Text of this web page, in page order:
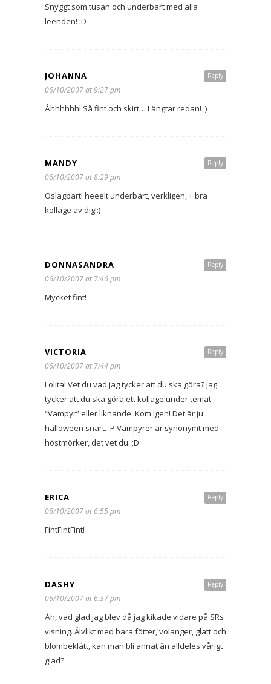
Snyggt som tusan och underbart med alla
leenden! :D
Reply
JOHANNA
06/10/2007 at 9:27 pm
Åhhhhhh! Så fint och skirt… Längtar redan! :)
Reply
MANDY
06/10/2007 at 8:29 pm
Oslagbart! heeelt underbart, verkligen, + bra
kollage av dig!:)
Reply
DONNASANDRA
06/10/2007 at 7:46 pm
Mycket fint!
Reply
VICTORIA
06/10/2007 at 7:44 pm
Lolita! Vet du vad jag tycker att du ska göra? Jag
tycker att du ska göra ett kollage under temat
“Vampyr” eller liknande. Kom igen! Det är ju
halloween snart. :P Vampyrer är synonymt med
höstmörker, det vet du. ;D
Reply
ERICA
06/10/2007 at 6:55 pm
FintFintFint!
Reply
DASHY
06/10/2007 at 6:37 pm
Åh, vad glad jag blev då jag kikade vidare på SRs
visning. Älvlikt med bara fötter, volanger, glatt och
blombeklätt, kan man bli annat än alldeles vårigt
glad?